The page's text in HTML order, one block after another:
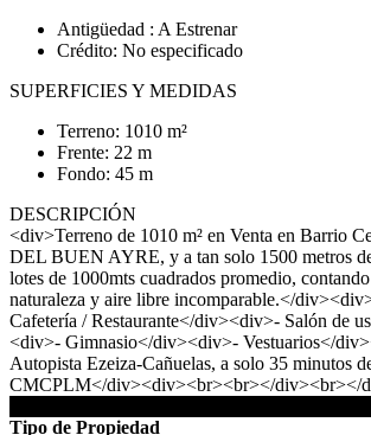
Antigüedad : A Estrenar
Crédito: No especificado
SUPERFICIES Y MEDIDAS
Terreno: 1010 m²
Frente: 22 m
Fondo: 45 m
DESCRIPCIÓN
<div>Terreno de 1010 m² en Venta en Barrio
DEL BUEN AYRE, y a tan solo 1500 metros
lotes de 1000mts cuadrados promedio,
naturaleza y aire libre incomparable.</
Cafetería / Restaurante</div><div>- Salón de
<div>- Gimnasio</div><div>- Vestuarios</
Autopista Ezeiza-Cañuelas, a solo 35
CMCPLM</div><div><br><br></div><br></
Tipo de Propiedad